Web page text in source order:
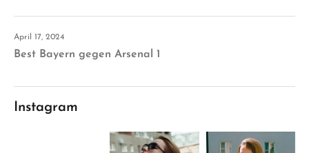
April 17, 2024
Best Bayern gegen Arsenal 1
Instagram